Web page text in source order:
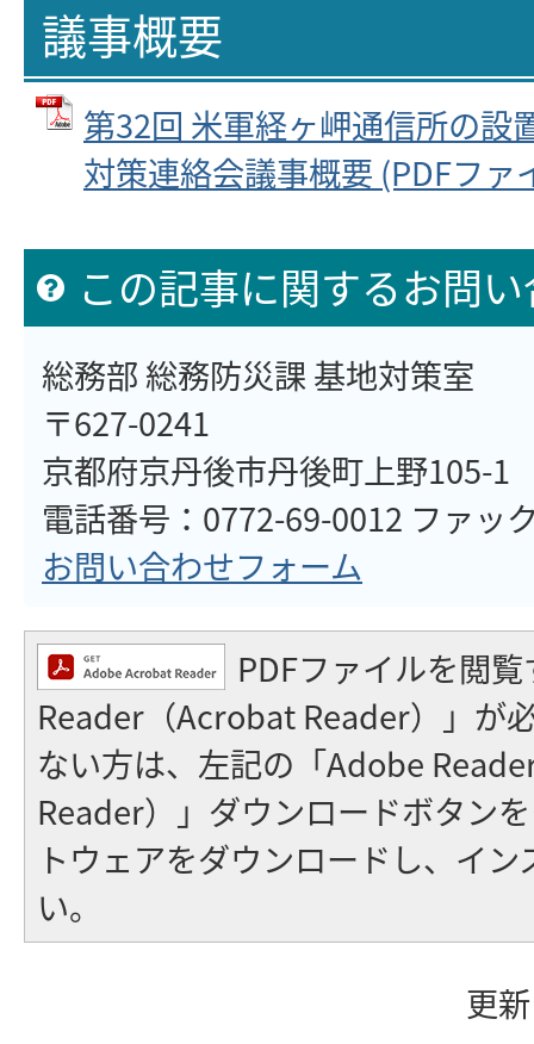
議事概要
第32回 米軍経ヶ岬通信所の設
対策連絡会議事概要 (PDFファ
この記事に関するお問
総務部 総務防災課 基地対策室
〒627-0241
京都府京丹後市丹後町上野105-1
電話番号：0772-69-0012 ファッ
お問い合わせフォーム
PDFファイルを閲
Reader（Acrobat Reader）」が
ない方は、左記の「Adobe
Reader）」ダウンロードボタン
トウェアをダウンロードし、イ
い。
更